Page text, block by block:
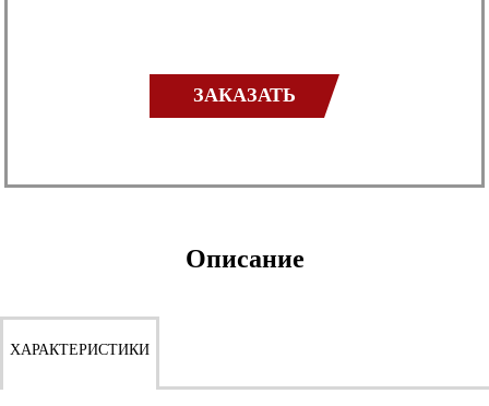
ЗАКАЗАТЬ
Описание
ХАРАКТЕРИСТИКИ